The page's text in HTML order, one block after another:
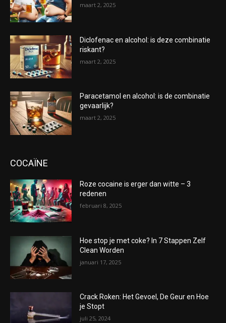
maart 2, 2025
Diclofenac en alcohol: is deze combinatie
riskant?
maart 2, 2025
Paracetamol en alcohol: is de combinatie
gevaarlijk?
maart 2, 2025
COCAÏNE
Roze cocaine is erger dan witte – 3
redenen
februari 8, 2025
Hoe stop je met coke? In 7 Stappen Zelf
Clean Worden
januari 17, 2025
Crack Roken: Het Gevoel, De Geur en Hoe
je Stopt
juli 25, 2024